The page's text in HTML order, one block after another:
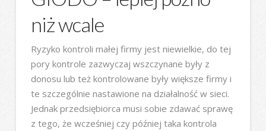
niż wcale
Ryzyko kontroli małej firmy jest niewielkie, do tej
pory kontrole zazwyczaj wszczynane były z
donosu lub też kontrolowane były większe firmy i
te szczególnie nastawione na działalność w sieci.
Jednak przedsiębiorca musi sobie zdawać sprawę
z tego, że wcześniej czy później taka kontrola